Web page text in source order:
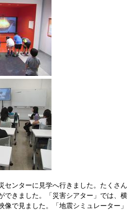
センターに見学へ行きました。たくさん
できました。「災害シアター」では、横
像で見ました。「地震シミュレーター」